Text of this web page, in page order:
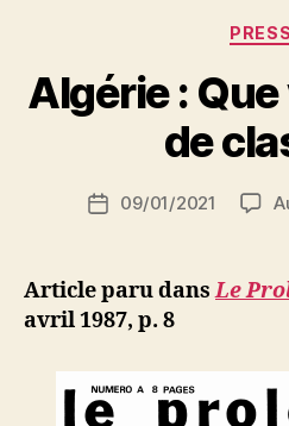
Algérie :
de
Date09/01/2021
Article paru dansLe
avril 1987, p. 8